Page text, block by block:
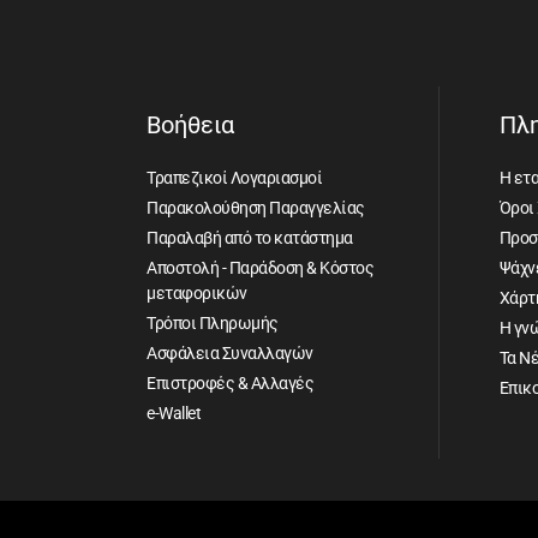
Βοήθεια
Τραπεζικοί Λογαριασμοί
Παρακολούθηση Παραγγελίας
Παραλαβή από το κατάστημα
Αποστολή - Παράδοση & Κόστος
μεταφορικών
Τρόποι Πληρωμής
Ασφάλεια Συναλλαγών
Επιστροφές & Αλλαγές
e-Wallet
Η
Η
Τα